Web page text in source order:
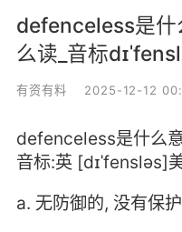
defenceless是
么读_音标
有资有料 2025-12-12
defenceless是什么
音标:英 [dɪˈfensləs]
a. 无防御的, 没有保